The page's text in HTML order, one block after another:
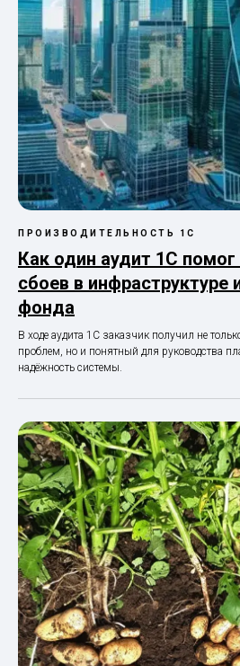
ПРОИЗВОДИТЕЛЬНОСТЬ 1С
Как один аудит 1С помог
сбоев в инфраструктуре
фонда
В ходе аудита 1С заказчик получил не
проблем, но и понятный для руководства
надёжность системы.